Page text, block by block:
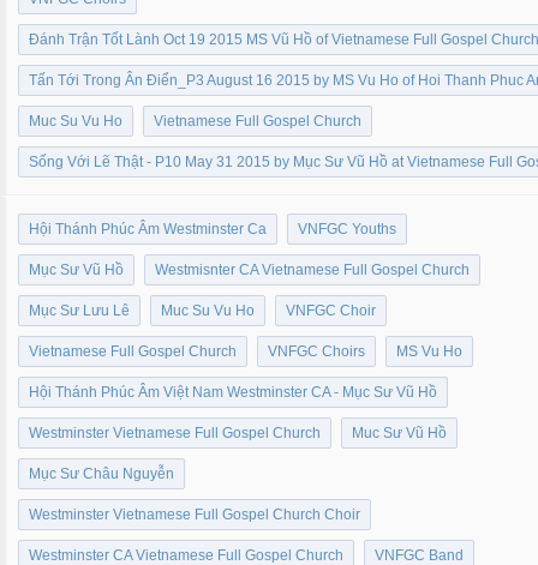
Đánh Trận Tốt Lành Oct 19 2015 MS Vũ Hồ of Vietnamese Full Gospel
Tấn Tới Trong Ân Điển_P3 August 16 2015 by MS Vu Ho of Hoi Thanh Phuc
Muc Su Vu Ho Vietnamese Full Gospel Church
Sống Với Lẽ Thật - P10 May 31 2015 by Mục Sư Vũ Hồ at Vietnamese Full
Hội Thánh Phúc Âm Westminster Ca VNFGC Youths
Mục Sư Vũ Hồ Westmisnter CA Vietnamese Full Gospel Church
Mục Sư Lưu Lê Muc Su Vu Ho VNFGC Choir
Vietnamese Full Gospel Church VNFGC Choirs MS Vu Ho
Hội Thánh Phúc Âm Việt Nam Westminster CA - Mục Sư Vũ Hồ
Westminster Vietnamese Full Gospel Church Muc Sư Vũ Hồ
Mục Sư Châu Nguyễn
Westminster Vietnamese Full Gospel Church Choir
Westminster CA Vietnamese Full Gospel Church VNFGC Band